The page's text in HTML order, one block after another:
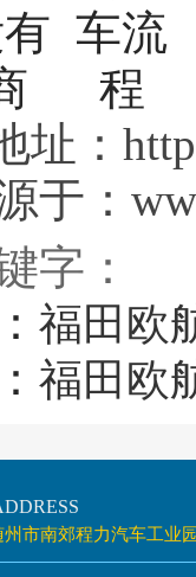
址：
于：
字：
福田欧
福田欧
市南郊程力汽车工业园